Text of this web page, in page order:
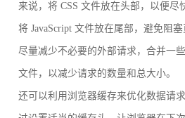
来说，将 CSS 文件放在头部，以便尽
将 JavaScript 文件放在尾部，避免阻
尽量减少不必要的外部请求，合并一
文件，以减少请求的数量和总大小。
还可以利用浏览器缓存来优化数据请